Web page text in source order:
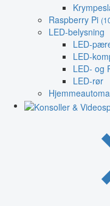
Raspberry Pi
LED-belysning
LED-
LED-
LED- og
LED-rør